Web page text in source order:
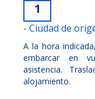
1
- Ciudad de
A la hora
embarcar en
asistencia.
alojamiento.